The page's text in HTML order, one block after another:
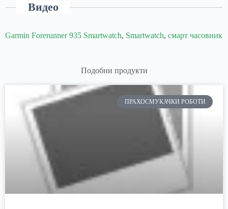
Видео
Garmin Forerunner 935 Smartwatch, Smartwatch, смарт часовник
Подобни продукти
ПРАХОСМУКАЧКИ РОБОТИ